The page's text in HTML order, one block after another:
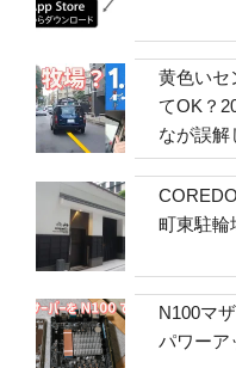
黄色いセ
てOK？
なが誤解
町東駐輪
N100マ
パワーア